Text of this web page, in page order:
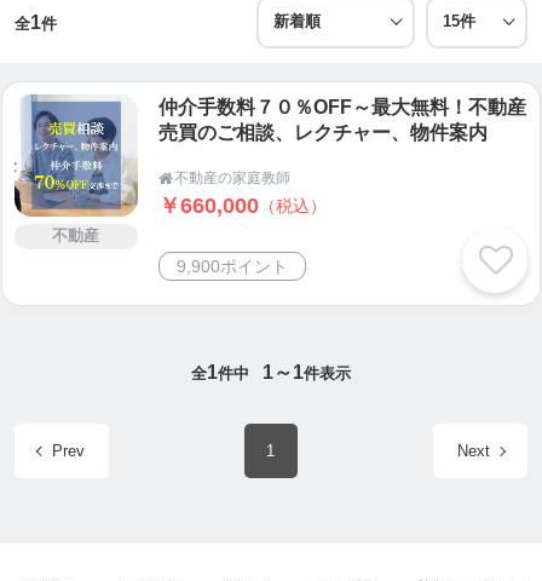
全1件
不動産
仲介手数料７０％OFF～最大無料！不動産
売買のご相談、レクチャー、物件案内
不動産の家庭教師
￥660,000 （税込）
9,900ポイント
全1件中 1～1件表示
Prev 1 Next